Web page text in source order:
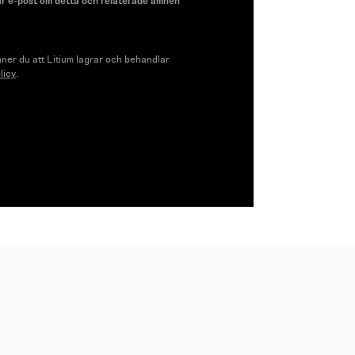
du att Litium lagrar och behandlar
.